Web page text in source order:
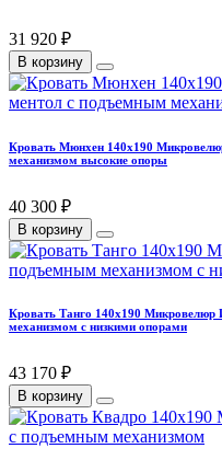
31 920 ₽
В корзину
Кровать Мюнхен 140х190
механизмом высокие опоры
40 300 ₽
В корзину
Кровать Танго 140х190
механизмом с низкими опорами
43 170 ₽
В корзину